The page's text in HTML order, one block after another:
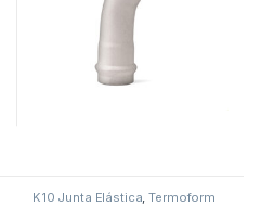
K10 Junta Elástica,Termoform